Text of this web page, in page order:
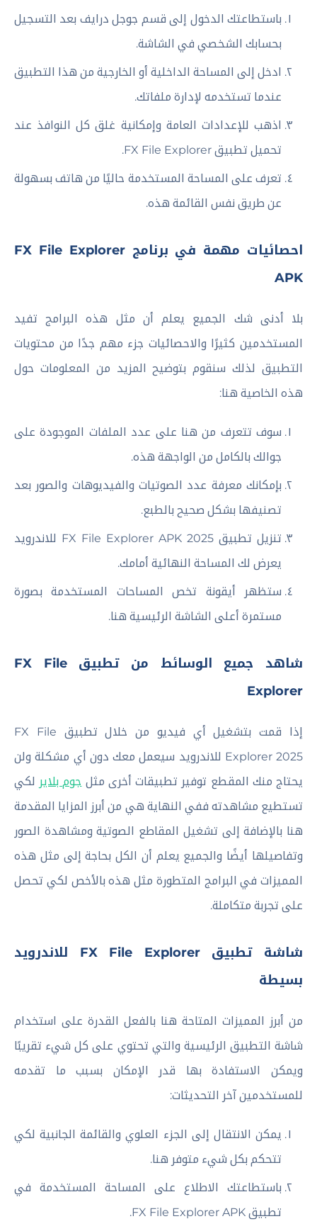
باستطاعتك الدخول إلى قسم جوجل درايف بعد التسجيل
بحسابك الشخصي في الشاشة.
ادخل إلى المساحة الداخلية أو الخارجية من هذا التطبيق
عندما تستخدمه لإدارة ملفاتك.
اذهب للإعدادات العامة وإمكانية غلق كل النوافذ عند
تحميل تطبيق FX File Explorer.
تعرف على المساحة المستخدمة حاليًا من هاتف بسهولة
عن طريق نفس القائمة هذه.
احصائيات مهمة في برنامج FX File Explorer
APK
بلا أدنى شك الجميع يعلم أن مثل هذه البرامج تفيد
المستخدمين كثيرًا والاحصائيات جزء مهم جدًا من محتويات
التطبيق لذلك سنقوم بتوضيح المزيد من المعلومات حول
هذه الخاصية هنا:
سوف تتعرف من هنا على عدد الملفات الموجودة على
جوالك بالكامل من الواجهة هذه.
بإمكانك معرفة عدد الصوتيات والفيديوهات والصور بعد
تصنيفها بشكل صحيح بالطبع.
تنزيل تطبيق FX File Explorer APK 2025 للاندرويد
يعرض لك المساحة النهائية أمامك.
ستظهر أيقونة تخص المساحات المستخدمة بصورة
مستمرة أعلى الشاشة الرئيسية هنا.
شاهد جميع الوسائط من تطبيق FX File
Explorer
إذا قمت بتشغيل أي فيديو من خلال تطبيق FX File
Explorer 2025 للاندرويد سيعمل معك دون أي مشكلة ولن
يحتاج منك المقطع توفير تطبيقات أخرى مثل جوم بلاير لكي
تستطيع مشاهدته ففي النهاية هي من أبرز المزايا المقدمة
هنا بالإضافة إلى تشغيل المقاطع الصوتية ومشاهدة الصور
وتفاصيلها أيضًا والجميع يعلم أن الكل بحاجة إلى مثل هذه
المميزات في البرامج المتطورة مثل هذه بالأخص لكي تحصل
على تجربة متكاملة.
شاشة تطبيق FX File Explorer للاندرويد
بسيطة
من أبرز المميزات المتاحة هنا بالفعل القدرة على استخدام
شاشة التطبيق الرئيسية والتي تحتوي على كل شيء تقريبًا
ويمكن الاستفادة بها قدر الإمكان بسبب ما تقدمه
للمستخدمين آخر التحديثات:
يمكن الانتقال إلى الجزء العلوي والقائمة الجانبية لكي
تتحكم بكل شيء متوفر هنا.
باستطاعتك الاطلاع على المساحة المستخدمة في
تطبيق FX File Explorer APK.